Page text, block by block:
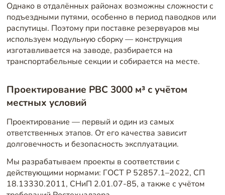
Однако в отдалённых районах возможны сложности с
подъездными путями, особенно в период паводков или
распутицы. Поэтому при поставке резервуаров мы
используем модульную сборку — конструкция
изготавливается на заводе, разбирается на
транспортабельные секции и собирается на месте.
Проектирование РВС 3000 м³ с учётом
местных условий
Проектирование — первый и один из самых
ответственных этапов. От его качества зависит
долговечность и безопасность эксплуатации.
Мы разрабатываем проекты в соответствии с
действующими нормами: ГОСТ Р 52857.1–2022, СП
18.13330.2011, СНиП 2.01.07-85, а также с учётом